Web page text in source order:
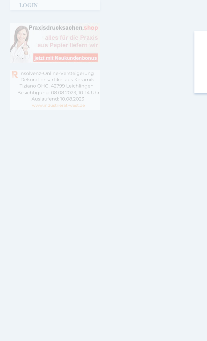
LOGIN